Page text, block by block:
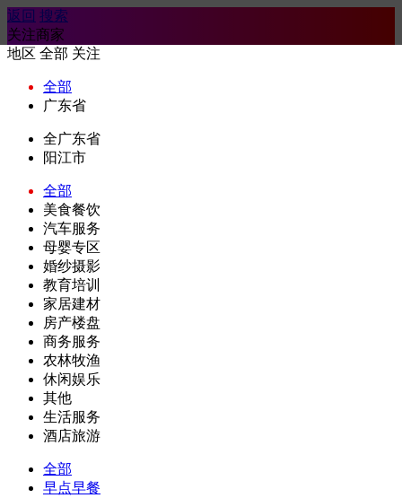
返回 搜索
关注商家
地区 全部 关注
全部
广东省
全广东省
阳江市
全部
美食餐饮
汽车服务
母婴专区
婚纱摄影
教育培训
家居建材
房产楼盘
商务服务
农林牧渔
休闲娱乐
其他
生活服务
酒店旅游
全部
早点早餐